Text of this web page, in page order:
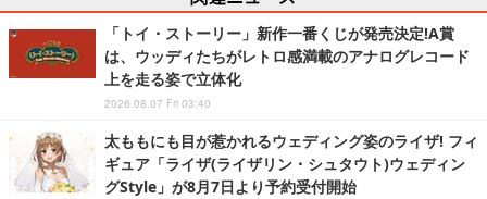
「トイ・ストーリー」新作一番くじが発売決定!A賞
は、ウッディたちがレトロ感満載のアナログレコード
上を走る姿で立体化
2026.08.07 Fri 03:40
太ももにも目が惹かれるウェディング姿のライザ! フィ
ギュア「ライザ(ライザリン・シュタウト)ウェディン
グStyle」が8月7日より予約受付開始